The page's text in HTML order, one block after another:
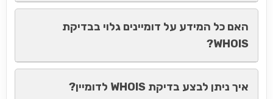
האם כל המידע על דומיינים גלוי בבדיקת
WHOIS?
איך ניתן לבצע בדיקת WHOIS לדומיין?